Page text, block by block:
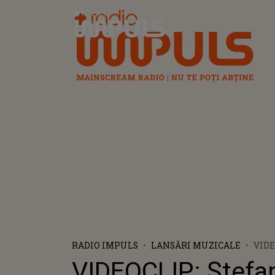
Radio Impuls
RADIO IMPULS LANSĂRI MUZICALE